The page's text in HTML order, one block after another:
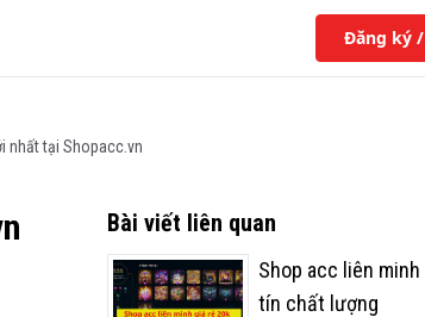
Đăng ký
nhất tại Shopacc.vn
Bài viết liên quan
Shop acc liên minh
tín chất lượng